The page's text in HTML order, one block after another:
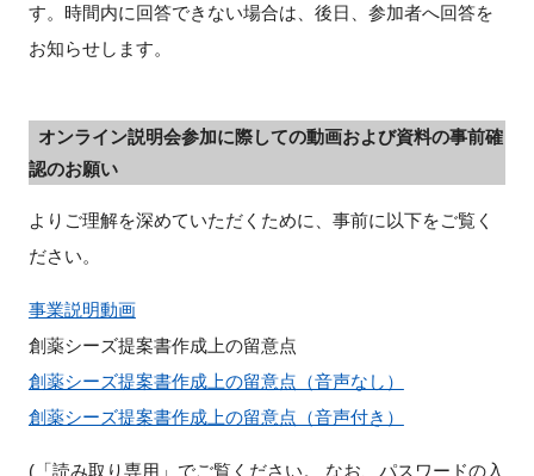
す。時間内に回答できない場合は、後日、参加者へ回答を
お知らせします。
オンライン説明会参加に際しての動画および資料の事前確
認のお願い
よりご理解を深めていただくために、事前に以下をご覧く
ださい。
事業説明動画
創薬シーズ提案書作成上の留意点
創薬シーズ提案書作成上の留意点（音声なし）
創薬シーズ提案書作成上の留意点（音声付き）
(「読み取り専用」でご覧ください。 なお、パスワードの入